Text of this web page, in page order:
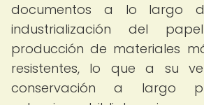
documentos a lo largo
industrialización del
producción de materiales
resistentes, lo que a su
conservación a largo